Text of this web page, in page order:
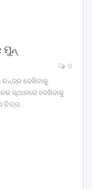
ମୁନ୍
0
ଦେଖିବାକୁ
ସ୍ଥାନରେ ଦେଖିବାକୁ
ଚିତ୍ର…